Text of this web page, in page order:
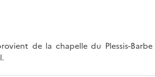
de la chapelle du Plessis-